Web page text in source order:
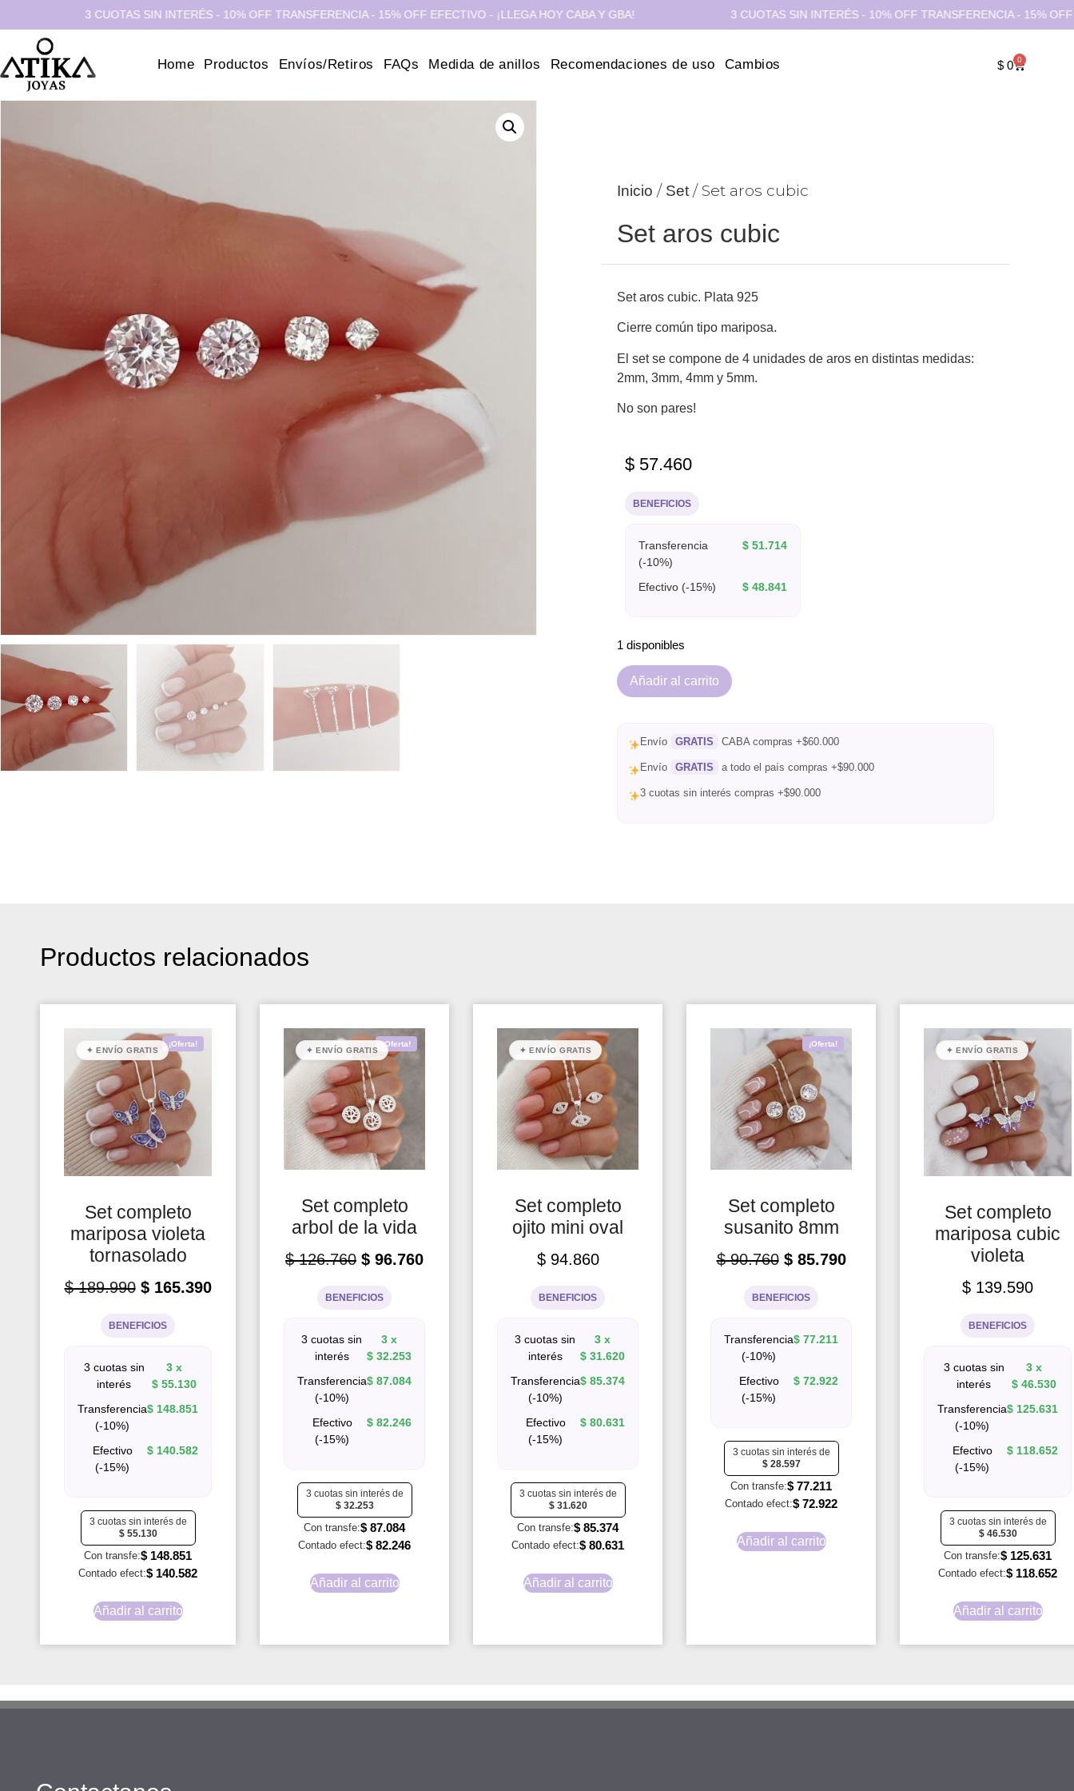
3 CUOTAS SIN INTERÉS - 10% OFF TRANSFERENCIA - 15% OFF EFECTIVO - ¡LLEGA HOY CABA Y GBA! 3 CUOTAS SIN INTERÉS - 10% OFF TRANSFERENCIA - 15% OFF
Home Productos Envíos/Retiros FAQs Medida de anillos Recomendaciones de uso Cambios $0 0
Inicio / Set/ Set aros cubic
Set aros cubic
Set aros cubic. Plata 925
Cierre común tipo mariposa.
El set se compone de 4 unidades de aros en distintas medidas:
2mm, 3mm, 4mm y 5mm.
No son pares!
$57.460
BENEFICIOS
Transferencia
(-10%)
$51.714
Efectivo (-15%) $48.841
1 disponibles
Añadir al carrito
Envío GRATIS CABA compras +$60.000
Envío GRATIS a todo el país compras +$90.000
3 cuotas sin interés compras +$90.000
Productos relacionados
✦ ENVÍO GRATIS
¡Oferta!
Set completo
mariposa violeta
tornasolado
$189.990 $165.390
BENEFICIOS
3 cuotas sin
interés
3 x
$ 55.130
Transferencia
(-10%)
$ 148.851
Efectivo
(-15%)
$ 140.582
3 cuotas sin interés de
$55.130
Con transfe:$ 148.851
Contado efect:$ 140.582
Añadir al carrito
✦ ENVÍO GRATIS
¡Oferta!
Set completo
arbol de la vida
$126.760 $ 96.760
BENEFICIOS
3 cuotas sin
interés
3 x
$32.253
Transferencia
(-10%)
$ 87.084
Efectivo
(-15%)
$ 82.246
3 cuotas sin interés de
$32.253
Con transfe:$ 87.084
Contado efect:$ 82.246
Añadir al carrito
✦ ENVÍO GRATIS
Set completo
ojito mini oval
$94.860
BENEFICIOS
3 cuotas sin
interés
3 x
$31.620
Transferencia
(-10%)
$ 85.374
Efectivo
(-15%)
$ 80.631
3 cuotas sin interés de
$31.620
Con transfe:$ 85.374
Contado efect:$ 80.631
Añadir al carrito
¡Oferta!
Set completo
susanito 8mm
$90.760 $85.790
BENEFICIOS
Transferencia
(-10%)
$ 77.211
Efectivo
(-15%)
$ 72.922
3 cuotas sin interés de
$28.597
Con transfe:$ 77.211
Contado efect:$ 72.922
Añadir al carrito
✦ ENVÍO GRATIS
Set completo
mariposa cubic
violeta
$ 139.590
BENEFICIOS
3 cuotas sin
interés
3 x
$ 46.530
Transferencia
(-10%)
$ 125.631
Efectivo
(-15%)
$ 118.652
3 cuotas sin interés de
$46.530
Con transfe:$ 125.631
Contado efect:$ 118.652
Añadir al carrito